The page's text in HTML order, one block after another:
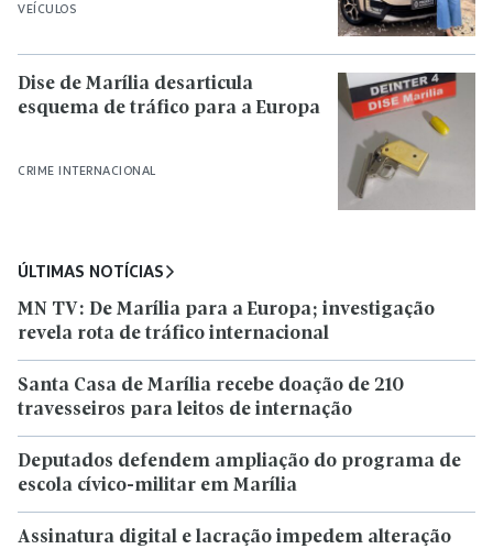
VEÍCULOS
CRIME INTERNACIONAL
Dise de Marília desarticula
esquema de tráfico para a Europa
ÚLTIMAS NOTÍCIAS
MN TV: De Marília para a Europa; investigação
revela rota de tráfico internacional
Santa Casa de Marília recebe doação de 210
travesseiros para leitos de internação
Deputados defendem ampliação do programa de
escola cívico-militar em Marília
Assinatura digital e lacração impedem alteração